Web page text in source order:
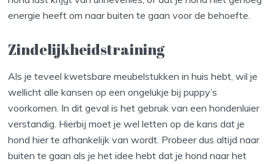
energie heeft om naar buiten te gaan voor de behoefte.
Zindelijkheidstraining
Als je teveel kwetsbare meubelstukken in huis hebt, wil je
wellicht alle kansen op een ongelukje bij puppy’s
voorkomen. In dit geval is het gebruik van een hondenluier
verstandig. Hierbij moet je wel letten op de kans dat je
hond hier te afhankelijk van wordt. Probeer dus altijd naar
buiten te gaan als je het idee hebt dat je hond naar het